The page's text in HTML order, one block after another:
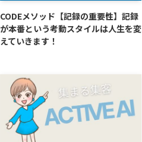
CODEメソッド【記録の重要性】記録
が本番という考動スタイルは人生を変
えていきます！